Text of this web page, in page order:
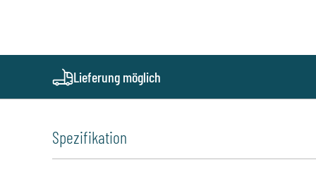
Lieferung möglich
Spezifikation